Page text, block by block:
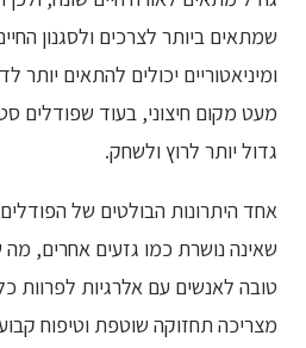
שמתאים ביותר לצרכים ולסגנון
ומיניאטוריים יכולים להתאים יותר
מעט מקום חיצוני, בעוד שפודלים
גדול יותר לרוץ ולשחק.
אחד היתרונות הבולטים של הפודלים
שאינה נושרת כמו גזעים אחרים,
טובה לאנשים עם אלרגיות לפרוות
מצריכה תחזוקה שוטפת וטיפוח